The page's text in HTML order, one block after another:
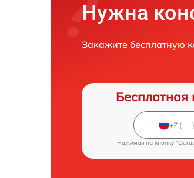
Нужна
Закажите бесплатную
Бесплатная
Нажимая на кнопку